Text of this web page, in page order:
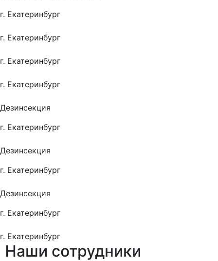
г. Екатеринбург
г. Екатеринбург
г. Екатеринбург
г. Екатеринбург
Дезинсекция
г. Екатеринбург
Дезинсекция
г. Екатеринбург
Дезинсекция
г. Екатеринбург
г. Екатеринбург
Наши сотрудники